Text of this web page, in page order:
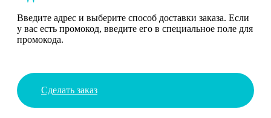
Введите адрес и выберите способ доставки заказа. Если
у вас есть промокод, введите его в специальное поле для
промокода.
Сделать заказ